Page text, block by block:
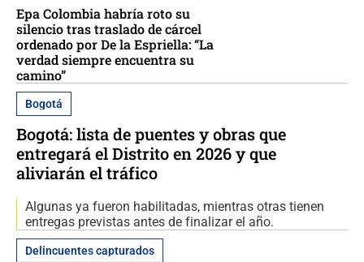
Epa Colombia habría roto su
silencio tras traslado de cárcel
ordenado por De la Espriella: “La
verdad siempre encuentra su
camino”
Bogotá
Bogotá: lista de puentes y obras que
entregará el Distrito en 2026 y que
aliviarán el tráfico
Algunas ya fueron habilitadas, mientras otras tienen
entregas previstas antes de finalizar el año.
Delincuentes capturados